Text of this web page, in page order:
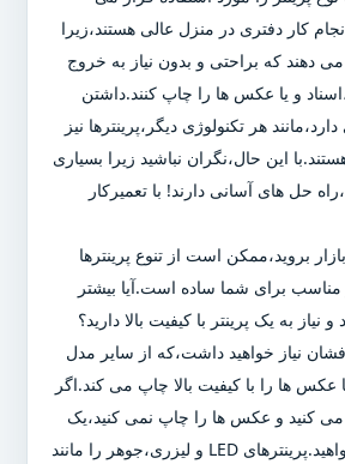
کار دفتری در منزل عالی هستند،زیرا
می دهند که براحتی و بدون نیاز به خروج
و یا عکس ها را چاپ کنند.داشتن
هر تکنولوژی دیگر،پرینترها نیز
این حال،نگران نباشید زیرا بسیاری
حل های آسانی دارند! با تعمیرکار
بروید،ممکن است از تنوع پرینترها
مناسب برای شما ساده است.آیا بیشتر
به یک پرینتر با کیفیت بالا دارید؟
نیاز خواهید داشت،که از سایر مدل
عکس ها را با کیفیت بالا چاپ می کند.اگر
کنید و عکس ها را چاپ نمی کنید،یک
پرینتر LED یا لیزر می خواهید.پرینترهای LED و لیزری،جوهر را مانند